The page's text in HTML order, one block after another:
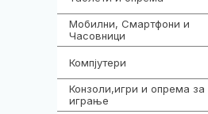
Мобилни, Смартфони и
Часовници
Компјутери
Конзоли,игри и опрема за
играње